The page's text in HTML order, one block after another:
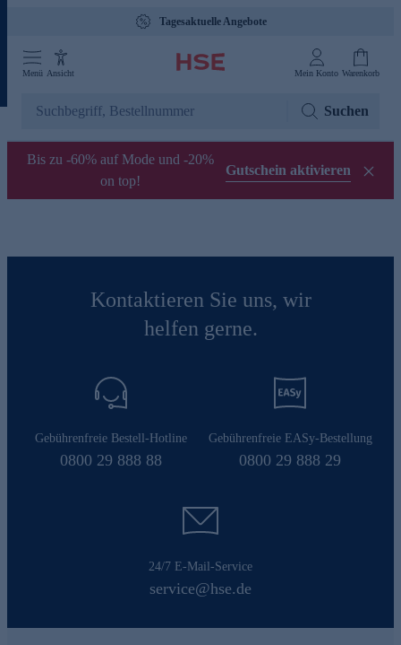
Tagesaktuelle Angebote
Menü Ansicht Mein Konto Warenkorb
Suchen
Bis zu -60% auf Mode und -20%
on top!
Gutschein aktivieren
Kontaktieren Sie uns, wir
helfen gerne.
Gebührenfreie Bestell-Hotline
0800 29 888 88
Gebührenfreie EASy-Bestellung
0800 29 888 29
24/7 E-Mail-Service
service@hse.de